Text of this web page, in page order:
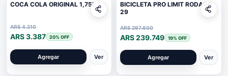
COCA COLA ORIGINAL 1,75L
ARS 4.210
ARS 3.387 20% OFF
Agregar Ver
BICICLETA PRO LIMIT RODADO
29
ARS 297.600
ARS 239.749 19% OFF
Agregar Ver